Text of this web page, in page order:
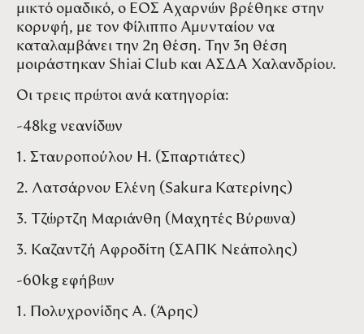
μικτό ομαδικό, ο ΕΟΣ Αχαρνών βρέθηκε στην
κορυφή, με τον Φίλιππο Αμυνταίου να
καταλαμβάνει την 2η θέση. Την 3η θέση
μοιράστηκαν Shiai Club και ΑΣΔΑ Χαλανδρίου.
Οι τρεις πρώτοι ανά κατηγορία:
-48kg νεανίδων
1. Σταυροπούλου Η. (Σπαρτιάτες)
2. Λατσάρνου Ελένη (Sakura Κατερίνης)
3. Τζώρτζη Μαριάνθη (Μαχητές Βύρωνα)
3. Καζαντζή Αφροδίτη (ΣΑΠΚ Νεάπολης)
-60kg εφήβων
1. Πολυχρονίδης Α. (Άρης)